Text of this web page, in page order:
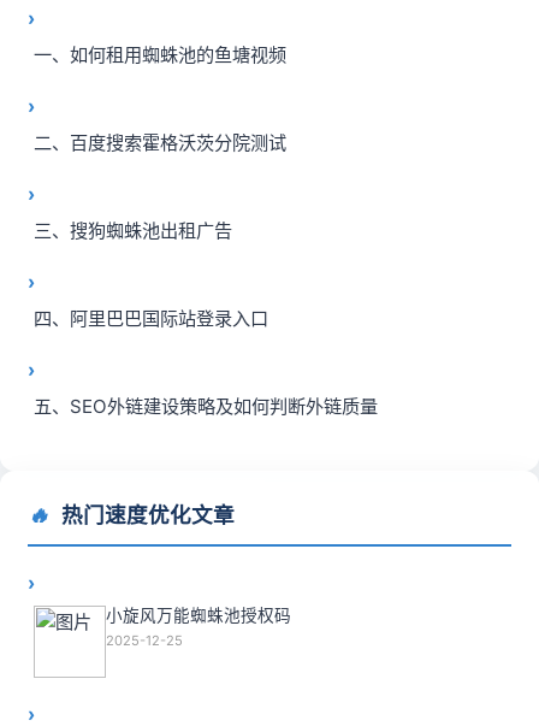
一、如何租用蜘蛛池的鱼塘视频
二、百度搜索霍格沃茨分院测试
三、搜狗蜘蛛池出租广告
四、阿里巴巴国际站登录入口
五、SEO外链建设策略及如何判断外链质量
🔥 热门速度优化文章
小旋风万能蜘蛛池授权码
2025-12-25